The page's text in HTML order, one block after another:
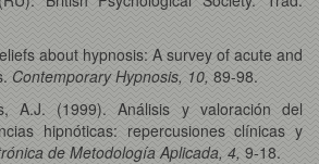
about hypnosis: A survey of acute and
Contemporary Hypnosis, 10, 89-98.
A.J. (1999). Análisis y valoración del
hipnóticas: repercusiones clínicas y
de Metodología Aplicada, 4, 9-18.